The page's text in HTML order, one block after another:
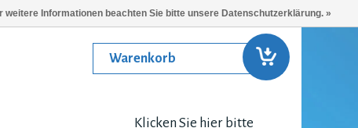
Warenkorb
Klicken Sie hier bitte
weitere Informationen beachten Sie bitte unsere Datenschutzerklärung. »